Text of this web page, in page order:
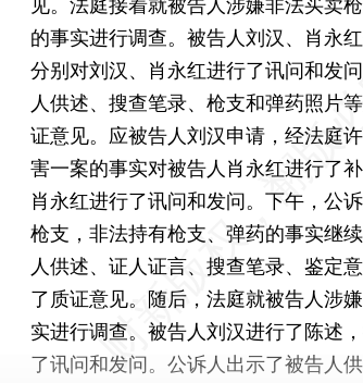
的事实进行调查。被告人刘汉、肖永
分别对刘汉、肖永红进行了讯问和发
人供述、搜查笔录、枪支和弹药照片
证意见。应被告人刘汉申请，经法庭
害一案的事实对被告人肖永红进行了
肖永红进行了讯问和发问。下午，公
枪支，非法持有枪支、弹药的事实继
人供述、证人证言、搜查笔录、鉴定
了质证意见。随后，法庭就被告人涉
实进行调查。被告人刘汉进行了陈述
了讯问和发问。公诉人出示了被告人